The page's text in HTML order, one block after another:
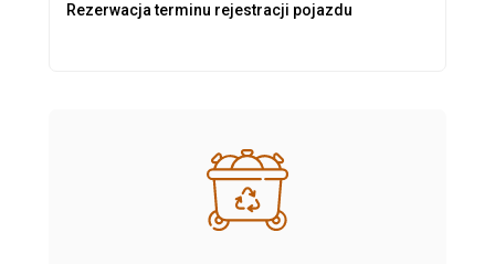
Rezerwacja terminu rejestracji pojazdu